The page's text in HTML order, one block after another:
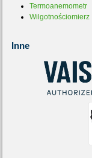
Termoanemometr
Wilgotnościomierz
Inne